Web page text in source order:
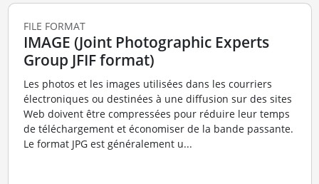
FILE FORMAT
IMAGE (Joint Photographic Experts
Group JFIF format)
Les photos et les images utilisées dans les courriers
électroniques ou destinées à une diffusion sur des sites
Web doivent être compressées pour réduire leur temps
de téléchargement et économiser de la bande passante.
Le format JPG est généralement u...